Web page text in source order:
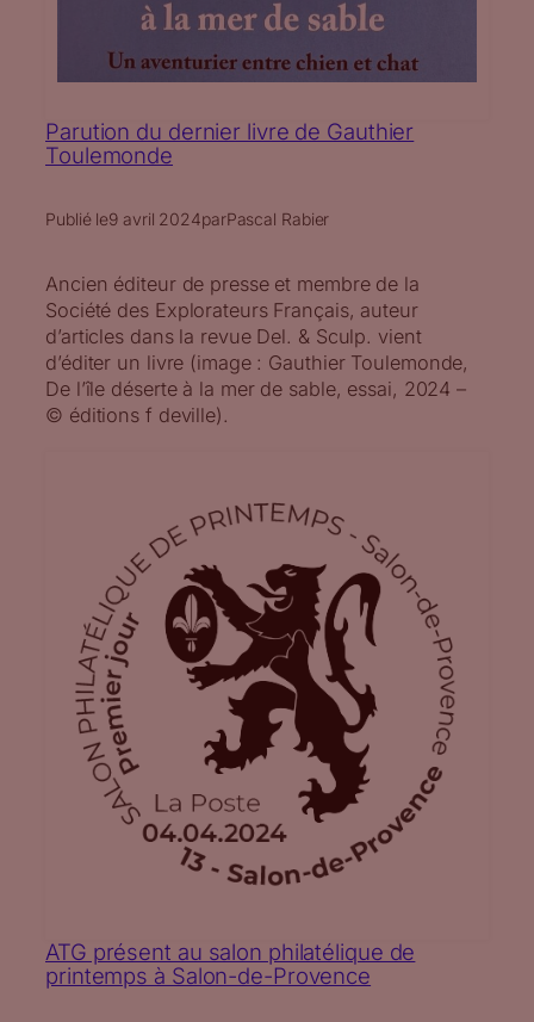
Parution du dernier livre de Gauthier
Toulemonde
Publié le9 avril 2024parPascal Rabier
Ancien éditeur de presse et membre de la
Société des Explorateurs Français, auteur
d’articles dans la revue Del. & Sculp. vient
d’éditer un livre (image : Gauthier Toulemonde,
De l’île déserte à la mer de sable, essai, 2024 –
© éditions f deville).
ATG présent au salon philatélique de
printemps à Salon-de-Provence